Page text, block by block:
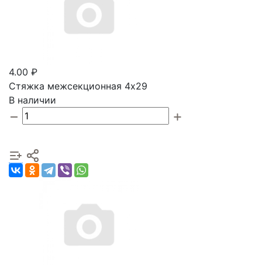
4.00 ₽
Стяжка межсекционная 4х29
В наличии